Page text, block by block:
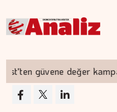
kampanya